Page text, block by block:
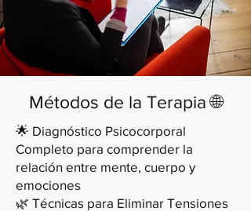
Métodos de la Terapia 🌐
🌟 Diagnóstico Psicocorporal
Completo para comprender la
relación entre mente, cuerpo y
emociones
🌿 Técnicas para Eliminar Tensiones